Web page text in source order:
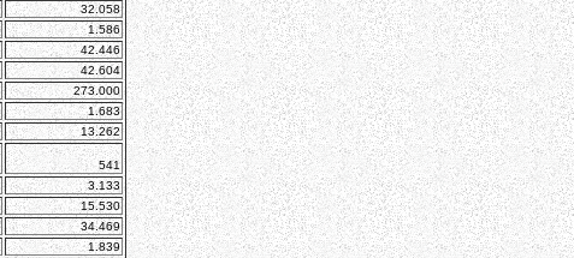
32.058
1.586
42.446
42.604
273.000
1.683
13.262
541
3.133
15.530
34.469
1.839